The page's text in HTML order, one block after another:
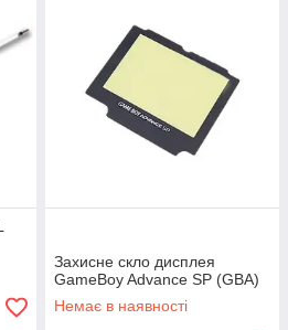
Захисне скло дисплея
GameBoy Advance SP (GBA)
Немає в наявності